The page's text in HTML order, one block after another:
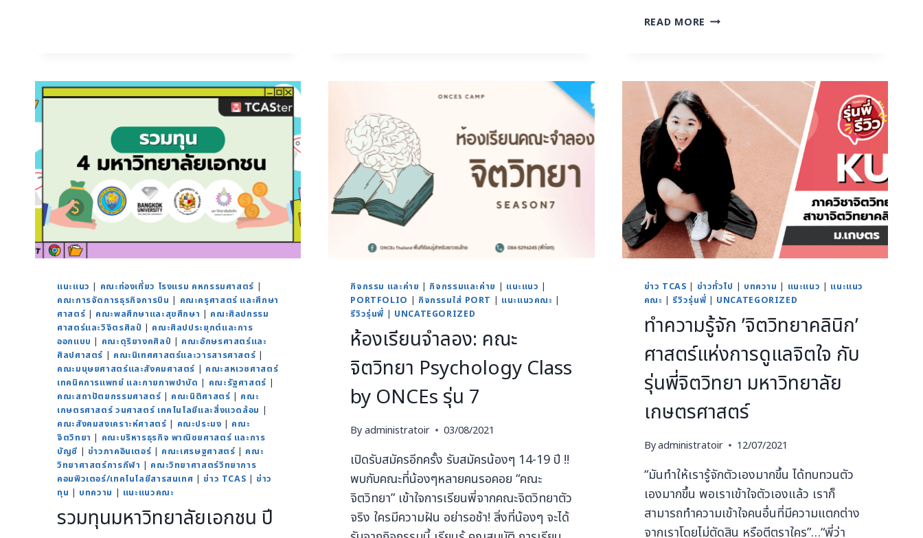
READ MORE
แนะแนว | คณะท่องเที่ยว โรงแรม คหกรรมศาสตร์ |
คณะการจัดการธุรกิจการบิน | คณะครุศาสตร์ และศึกษา
ศาสตร์ | คณะพลศึกษาและสุขศึกษา | คณะศิลปกรรม
ศาสตร์และวิจิตรศิลป์ | คณะศิลปประยุกต์และการ
ออกแบบ | คณะดุริยางคศิลป์ | คณะอักษรศาสตร์และ
ศิลปศาสตร์ | คณะนิเทศศาสตร์และวารสารศาสตร์ |
คณะมนุษยศาสตร์และสังคมศาสตร์ | คณะสหเวชศาสตร์
เทคนิคการแพทย์ และกายภาพบำบัด | คณะรัฐศาสตร์ |
คณะสถาปัตยกรรมศาสตร์ | คณะนิติศาสตร์ | คณะ
เกษตรศาสตร์ วนศาสตร์ เทคโนโลยีและสิ่งแวดล้อม |
คณะสังคมสงเคราะห์ศาสตร์ | คณะประมง | คณะ
จิตวิทยา | คณะบริหารธุรกิจ พาณิชยศาสตร์ และการ
บัญชี | ข่าวภาคอินเตอร์ | คณะเศรษฐศาสตร์ | คณะ
วิทยาศาสตร์การกีฬา | คณะวิทยาศาสตร์วิทยาการ
คอมพิวเตอร์/เทคโนโลยีสารสนเทศ |ข่าว TCAS |ข่าว
ทุน | บทความ | แนะแนวคณะ
รวมทุนมหาวิทยาลัยเอกชน ปี
กิจกรรม และค่าย | กิจกรรมและค่าย | แนะแนว |
PORTFOLIO | กิจกรรมใส่ PORT | แนะแนวคณะ |
รีวิวรุ่นพี่ | UNCATEGORIZED
ห้องเรียนจำลอง: คณะ
จิตวิทยา Psychology Class
by ONCEs รุ่น 7
Byadministratoir 03/08/2021
เปิดรับสมัครอีกครั้ง รับสมัครน้องๆ 14-19 ปี !!
พบกับคณะที่น้องๆหลายคนรอคอย “คณะ
จิตวิทยา” เข้าใจการเรียนพี่จากคณะจิตวิทยาตัว
จริง ใครมีความฝัน อย่ารอช้า! สิ่งที่น้องๆ จะได้
ข่าว TCAS | ข่าวทั่วไป | บทความ | แนะแนว | แนะแนว
คณะ | รีวิวรุ่นพี่ | UNCATEGORIZED
ทำความรู้จัก ’จิตวิทยาคลินิก’
ศาสตร์แห่งการดูแลจิตใจ กับ
รุ่นพี่จิตวิทยา มหาวิทยาลัย
เกษตรศาสตร์
Byadministratoir 12/07/2021
“มันทำให้เรารู้จักตัวเองมากขึ้น ได้ทบทวนตัว
เองมากขึ้น พอเราเข้าใจตัวเองแล้ว เราก็
สามารถทำความเข้าใจคนอื่นที่มีความแตกต่าง
จากเราโดยไม่ตัดสิน หรือตีตราใคร”…“พี่ว่า